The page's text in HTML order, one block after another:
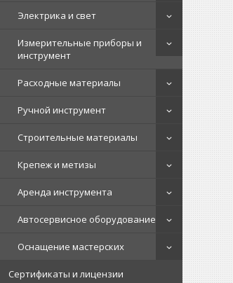
Электрика и свет
Измерительные приборы и
инструмент
Расходные материалы
Ручной инструмент
Строительные материалы
Крепеж и метизы
Аренда инструмента
Автосервисное оборудование
Оснащение мастерских
Сертификаты и лицензии